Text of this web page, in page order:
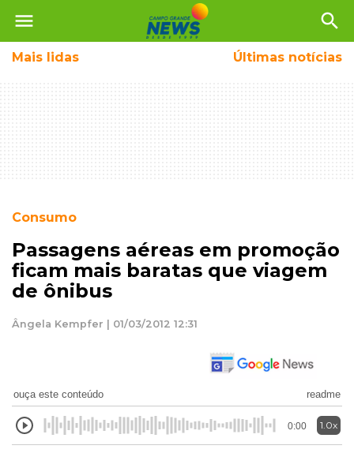
menu search
Mais lidas Últimas notícias
Consumo
Passagens aéreas em promoção
ficam mais baratas que viagem
de ônibus
Ângela Kempfer | 01/03/2012 12:31
ouça este conteúdo readme
0:00 1.0x